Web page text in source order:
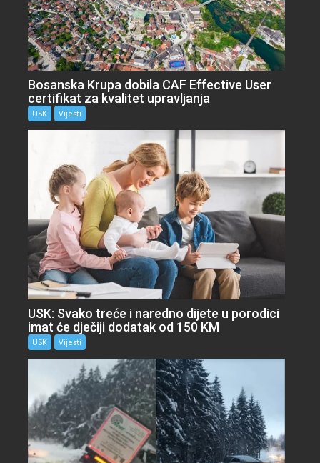
Bosanska Krupa dobila CAF Effective User
certifikat za kvalitet upravljanja
USK Vijesti
USK: Svako treće i naredno dijete u porodici
imat će dječiji dodatak od 150 KM
USK Vijesti